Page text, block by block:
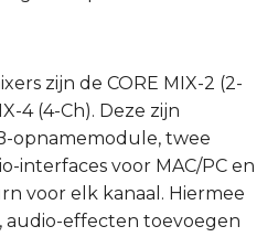
zijn de CORE MIX-2 (2-
4 (4-Ch). Deze zijn
opnamemodule, twee
interfaces voor MAC/PC en
voor elk kanaal. Hiermee
audio-effecten toevoegen